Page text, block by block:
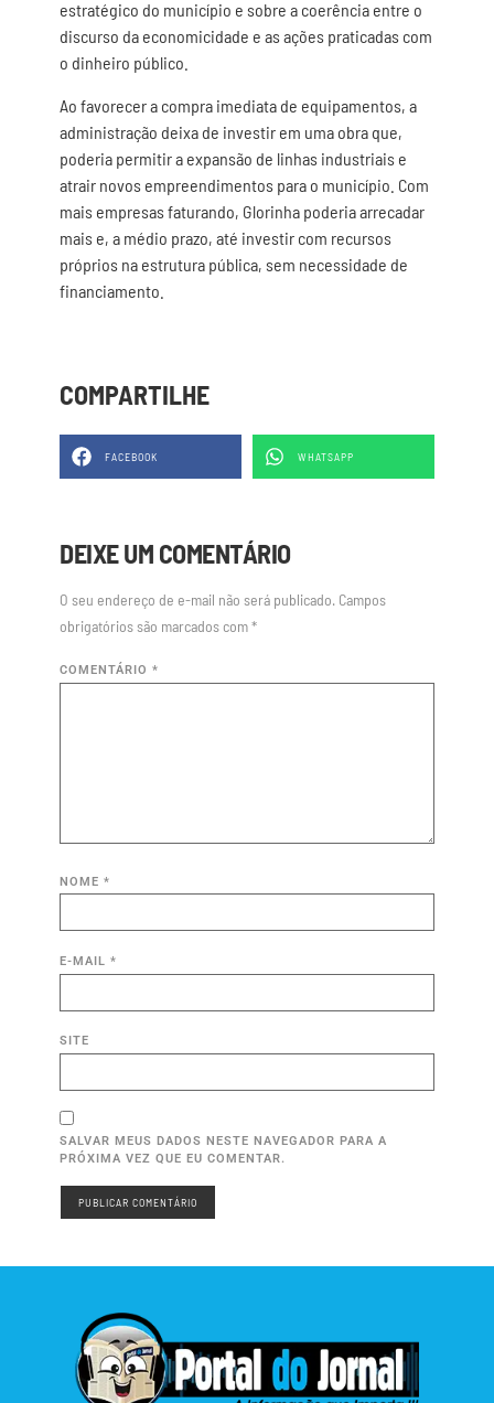
estratégico do município e sobre a coerência entre o
discurso da economicidade e as ações praticadas com
o dinheiro público.
Ao favorecer a compra imediata de equipamentos, a
administração deixa de investir em uma obra que,
poderia permitir a expansão de linhas industriais e
atrair novos empreendimentos para o município. Com
mais empresas faturando, Glorinha poderia arrecadar
mais e, a médio prazo, até investir com recursos
próprios na estrutura pública, sem necessidade de
financiamento.
COMPARTILHE
FACEBOOK WHATSAPP
DEIXE UM COMENTÁRIO
O seu endereço de e-mail não será publicado. Campos
obrigatórios são marcados com*
COMENTÁRIO *
NOME *
E-MAIL *
SITE
SALVAR MEUS DADOS NESTE NAVEGADOR PARA A
PRÓXIMA VEZ QUE EU COMENTAR.